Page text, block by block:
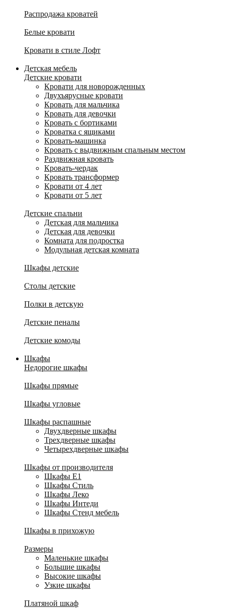
Распродажа кроватей
Белые кровати
Кровати в стиле Лофт
Детская мебель
Детские кровати
Кровати для новорожденных
Двухъярусные кровати
Кровать для мальчика
Кровать для девочки
Кровать с бортиками
Кроватка с ящиками
Кровать-машинка
Кровать с выдвижным спальным местом
Раздвижная кровать
Кровать-чердак
Кровать трансформер
Кровати от 4 лет
Кровати от 5 лет
Детские спальни
Детская для мальчика
Детская для девочки
Комната для подростка
Модульная детская комната
Шкафы детские
Столы детские
Полки в детскую
Детские пеналы
Детские комоды
Шкафы
Недорогие шкафы
Шкафы прямые
Шкафы угловые
Шкафы распашные
Двухдверные шкафы
Трехдверные шкафы
Четырехдверные шкафы
Шкафы от производителя
Шкафы E1
Шкафы Стиль
Шкафы Леко
Шкафы Интеди
Шкафы Стенд мебель
Шкафы в прихожую
Размеры
Маленькие шкафы
Большие шкафы
Высокие шкафы
Узкие шкафы
Платяной шкаф